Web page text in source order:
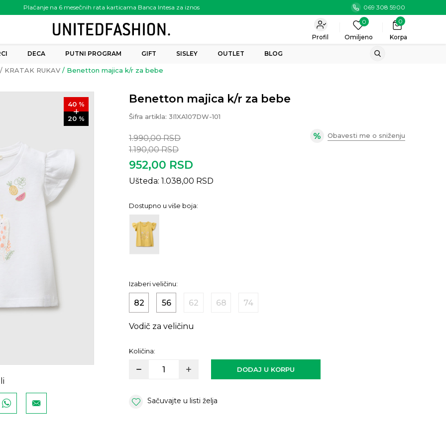
Plaćanje na 6 mesečnih rata karticama Banca Intesa za iznos
preko 6.000.00 rsd
069 308 5900
Korpa
0
0
Omiljeno
Profil
DECA PUTNI PROGRAM GIFT SISLEY OUTLET BLOG
KRATAK RUKAV Benetton majica k/r za bebe
40 %
20 %
Benetton majica k/r za bebe
Šifra artikla: 3I1XA107DW-101
1.990,00 RSD
1.190,00 RSD
952,00 RSD
Ušteda: 1.038,00 RSD
Obavesti me o sniženju
Dostupno u više boja:
Izaberi veličinu:
82 56 62 68 74
Vodič za veličinu
Količina:
DODAJ U KORPU
Sačuvajte u listi želja